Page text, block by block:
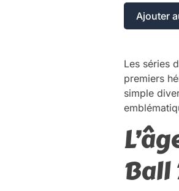
Ajouter
Les séries
premiers
simple
Ball